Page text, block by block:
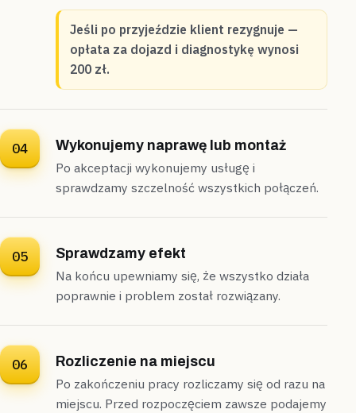
podłączyliśmy nowy podgrzewacz do instalacji z
montaż zakończyliśmy zgodnie z
wcześniejszą wyceną.
Zamontowane
Jeśli po przyjeździe klient rezygnuje —
opłata za dojazd i diagnostykę wynosi
200 zł.
04
Wykonujemy naprawę lub montaż
Po akceptacji wykonujemy usługę i
sprawdzamy szczelność wszystkich połączeń.
05
Sprawdzamy efekt
Na końcu upewniamy się, że wszystko działa
poprawnie i problem został rozwiązany.
06
Rozliczenie na miejscu
Po zakończeniu pracy rozliczamy się od razu na
miejscu. Przed rozpoczęciem zawsze podajemy